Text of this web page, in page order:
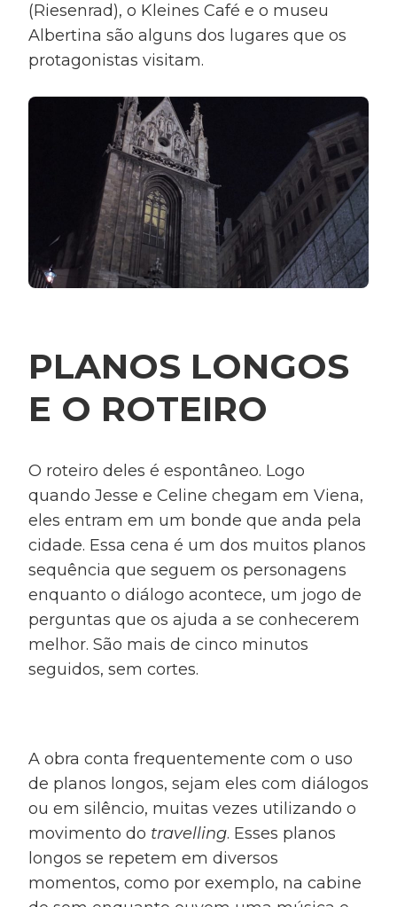
(Riesenrad), o Kleines Café e o museu
Albertina são alguns dos lugares que os
protagonistas visitam.
PLANOS LONGOS
E O ROTEIRO
O roteiro deles é espontâneo. Logo
quando Jesse e Celine chegam em Viena,
eles entram em um bonde que anda pela
cidade. Essa cena é um dos muitos planos
sequência que seguem os personagens
enquanto o diálogo acontece, um jogo de
perguntas que os ajuda a se conhecerem
melhor. São mais de cinco minutos
seguidos, sem cortes.
A obra conta frequentemente com o uso
de planos longos, sejam eles com diálogos
ou em silêncio, muitas vezes utilizando o
movimento do travelling. Esses planos
longos se repetem em diversos
momentos, como por exemplo, na cabine